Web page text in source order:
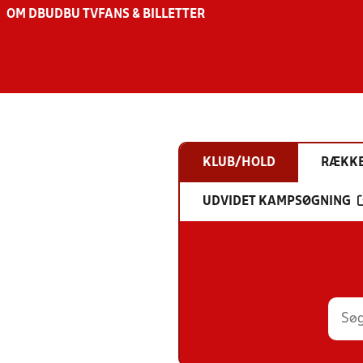
OM DBU DBU TV FANS & BILLETTER
KLUB/HOLD
UDVIDET KAMPSØGNING